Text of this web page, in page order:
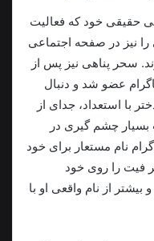
حقیقی خود که فعالیت
را نیز در صفحه اجتماعی
سحر پناهی نیز پس از
عضو شد و دنبال
با استعداد، جدای از
چشم گیری در
نام مستعار برای خود
فیت را روی خود
از نام واقعی او با